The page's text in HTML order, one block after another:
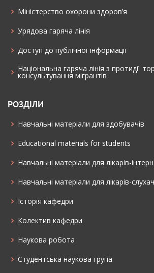
Міністерство охорони здоров’я
Урядова гаряча лінія
Доступ до публічної інформації
Національна гаряча лінія з протидії
консультування мiгрантiв
РОЗДІЛИ
Навчальні матеріали для здобувачів
Educational materials for students
Навчальні матеріали для лікарів-
Навчальні матеріали для лікарів-
Історія кафедри
Колектив кафедри
Наукова робота
Cтудентська наукова група